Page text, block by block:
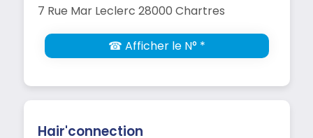
7 Rue Mar Leclerc 28000 Chartres
☎ Afficher le N° *
Hair'connection